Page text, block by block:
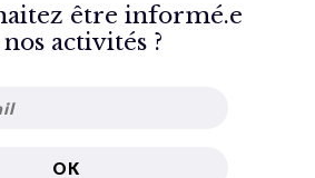
être informé.e
activités ?